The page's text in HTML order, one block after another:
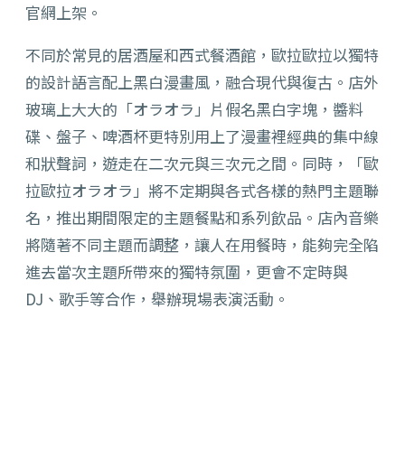
官網上架。
不同於常見的居酒屋和西式餐酒館， 歐拉歐拉以獨特
的設計語言配上黑白漫畫風，融合現代與復古。店外
玻璃上大大的「オラオラ」片假名黑白字塊，醬料
碟、盤子、 啤酒杯更特別用上了漫畫裡經典的集中線
和狀聲詞，遊走在二次元與三次元之間。同時，「歐
拉歐拉オラオラ」將不定期與各式各樣的熱門主題聯
名， 推出期間限定的主題餐點和系列飲品。店內音樂
將隨著不同主題而調整，讓人在用餐時， 能夠完全陷
進去當次主題所帶來的獨特氛圍，更會不定時與
DJ、 歌手等合作，舉辦現場表演活動。